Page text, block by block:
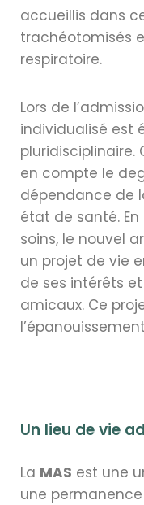
accueillis dans
trachéotomisés
respiratoire.
Lors de
individualisé est
pluridisciplinaire.
en compte le
dépendance de
état de santé.
soins, le nouvel
un projet de vie
de ses intérêts
amicaux. Ce
Un lieu de vie
La MAS est une
une